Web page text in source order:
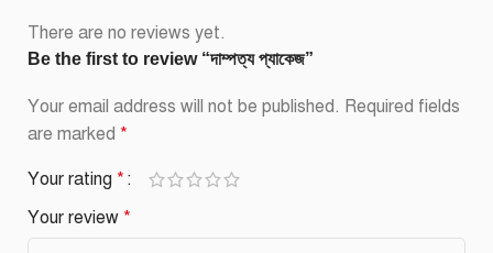
There are no reviews yet.
Be the first to review “দাম্পত্য প্যাকেজ”
Your email address will not be published. Required fields
are marked *
Your rating *
Your review *